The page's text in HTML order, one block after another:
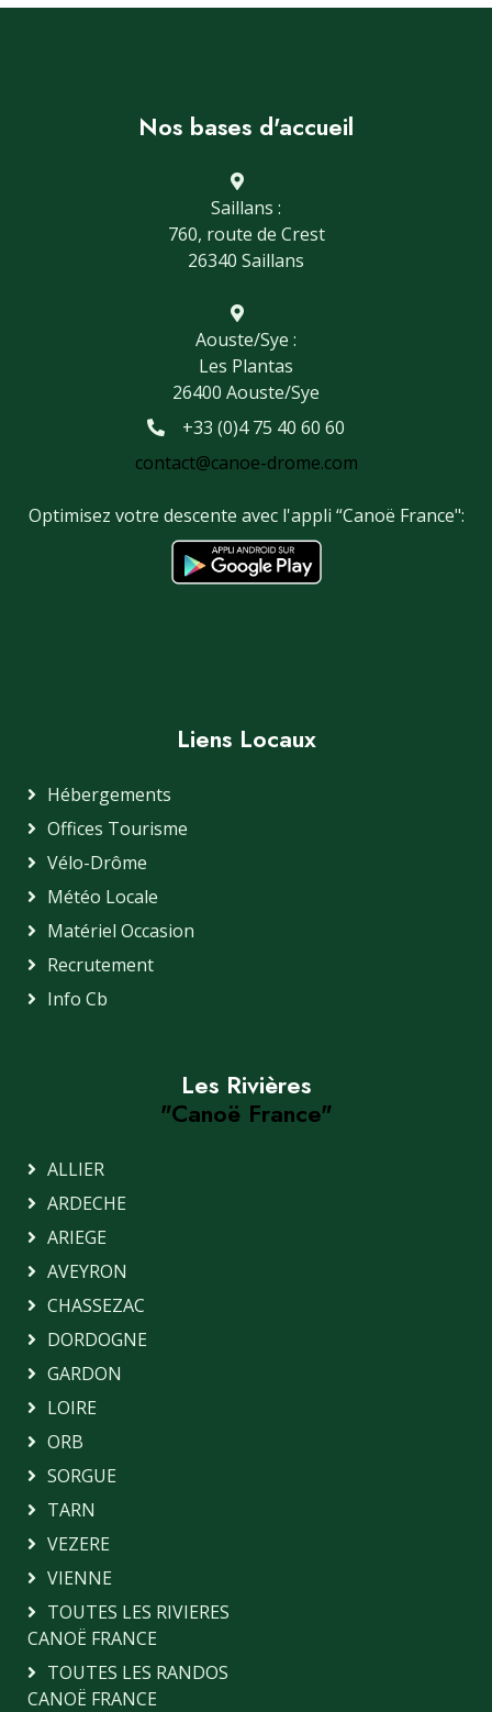
Nos bases d'accueil
Saillans :
760, route de Crest
26340 Saillans
Aouste/Sye :
Les Plantas
26400 Aouste/Sye
+33 (0)4 75 40 60 60
contact@canoe-drome.com
Optimisez votre descente avec l'appli “Canoë France":
Liens Locaux
Hébergements
Offices Tourisme
Vélo-Drôme
Météo Locale
Matériel Occasion
Recrutement
Info Cb
Les Rivières
"Canoë France"
ALLIER
ARDECHE
ARIEGE
AVEYRON
CHASSEZAC
DORDOGNE
GARDON
LOIRE
ORB
SORGUE
TARN
VEZERE
VIENNE
TOUTES LES RIVIERES
CANOË FRANCE
TOUTES LES RANDOS
CANOË FRANCE